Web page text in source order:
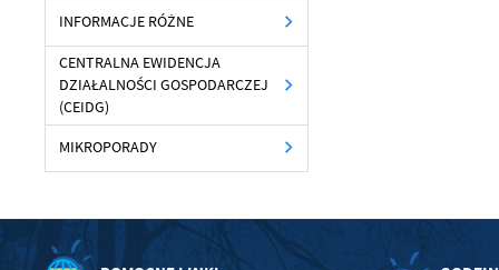
INFORMACJE RÓŻNE
CENTRALNA EWIDENCJA
DZIAŁALNOŚCI GOSPODARCZEJ
(CEIDG)
MIKROPORADY